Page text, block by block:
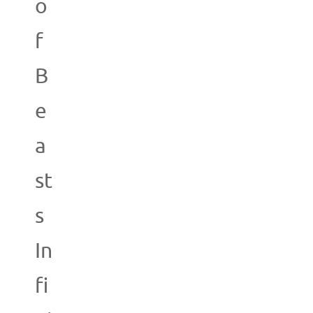
o
f
B
e
a
st
s
In
fi